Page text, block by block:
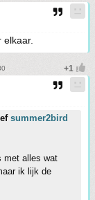
summer2bird
met alles wat
ik lijk de